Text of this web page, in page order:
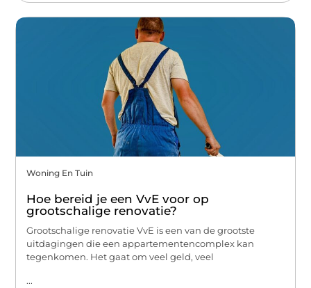
Woning En Tuin
Hoe bereid je een VvE voor op
grootschalige renovatie?
Grootschalige renovatie VvE is een van de grootste
uitdagingen die een appartementencomplex kan
tegenkomen. Het gaat om veel geld, veel
...